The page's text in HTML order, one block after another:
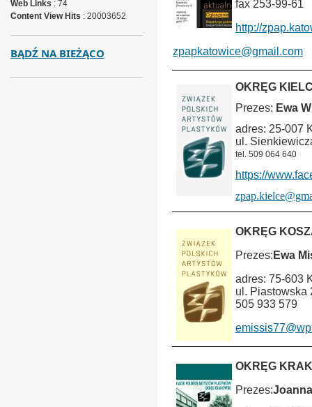
fax 253-99-61
http://
zpapkatowice@gmail.com
OKRĘG
Prezes: Ewa
adres: 25-007
ul.
tel. 509 064 640
https://
OKRĘG
Prezes: Ewa
adres: 75-603
ul. Piastowska
505 933 579
OKRĘG
Prezes:
Web Links : 74
Content View Hits : 20003652
BĄDŹ NA BIEŻĄCO